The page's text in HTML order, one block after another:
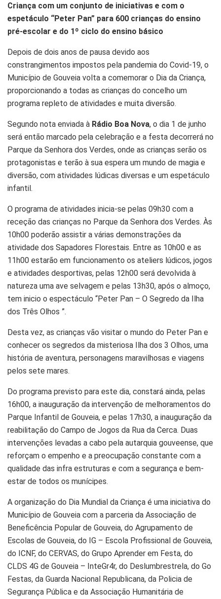
Criança com um conjunto de iniciativas e com o
espetáculo “Peter Pan” para 600 crianças do ensino
pré-escolar e do 1º ciclo do ensino básico
Depois de dois anos de pausa devido aos
constrangimentos impostos pela pandemia do Covid-19, o
Município de Gouveia volta a comemorar o Dia da Criança,
proporcionando a todas as crianças do concelho um
programa repleto de atividades e muita diversão.
Segundo nota enviada à Rádio Boa Nova, o dia 1 de junho
será então marcado pela celebração e a festa decorrerá no
Parque da Senhora dos Verdes, onde as crianças serão os
protagonistas e terão à sua espera um mundo de magia e
diversão, com atividades lúdicas diversas e um espetáculo
infantil.
O programa de atividades inicia-se pelas 09h30 com a
receção das crianças no Parque da Senhora dos Verdes. Às
10h00 poderão assistir a várias demonstrações da
atividade dos Sapadores Florestais. Entre as 10h00 e as
11h00 estarão em funcionamento os ateliers lúdicos, jogos
e atividades desportivas, pelas 12h00 será devolvida à
natureza uma ave selvagem e pelas 13h30, após o almoço,
tem inicio o espectáculo “Peter Pan – O Segredo da Ilha
dos Três Olhos ”.
Desta vez, as crianças vão visitar o mundo do Peter Pan e
conhecer os segredos da misteriosa Ilha dos 3 Olhos, uma
história de aventura, personagens maravilhosas e viagens
pelos sete mares.
Do programa previsto para este dia, constará ainda, pelas
16h00, a inauguração da intervenção de melhoramentos do
Parque Infantil de Gouveia, e pelas 17h30, a inauguração da
reabilitação do Campo de Jogos da Rua da Cerca. Duas
intervenções levadas a cabo pela autarquia gouveense, que
reforçam o empenho e a preocupação constante com a
qualidade das infra estruturas e com a segurança e bem-
estar de todos os munícipes.
A organização do Dia Mundial da Criança é uma iniciativa do
Município de Gouveia com a parceria da Associação de
Beneficência Popular de Gouveia, do Agrupamento de
Escolas de Gouveia, do IG – Escola Profissional de Gouveia,
do ICNF, do CERVAS, do Grupo Aprender em Festa, do
CLDS 4G de Gouveia – InteGr4r, do Deslumbrestrela, do Go
Festas, da Guarda Nacional Republicana, da Policia de
Segurança Pública e da Associação Humanitária de